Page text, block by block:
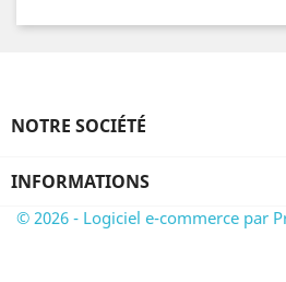
NOTRE SOCIÉTÉ
INFORMATIONS
© 2026 - Logiciel e-commerce par